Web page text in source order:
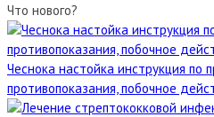
Что нового?
Чеснока настойка инструкция по
противопоказания, побочное